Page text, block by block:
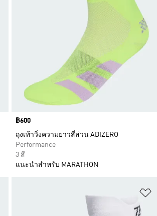
Price
฿600
ถุงเท้าวิ่งความยาวสี่ส่วน ADIZERO
Performance
3 สี
แนะนำสำหรับ MARATHON